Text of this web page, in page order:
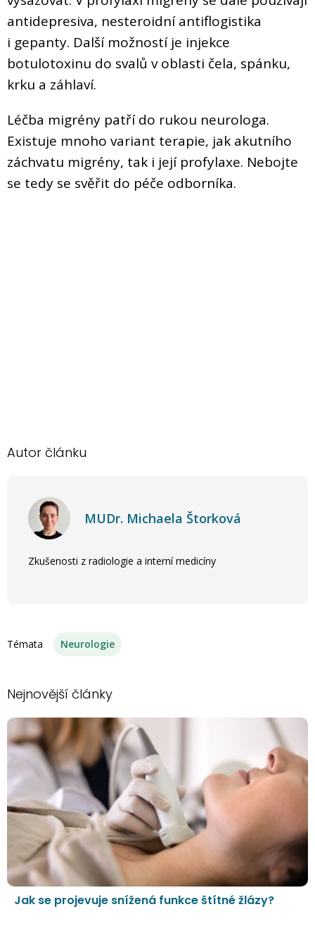
antidepresiva, nesteroidní antiflogistika
i gepanty. Další možností je injekce
botulotoxinu do svalů v oblasti čela, spánku,
krku a záhlaví.
Léčba migrény patří do rukou neurologa.
Existuje mnoho variant terapie, jak akutního
záchvatu migrény, tak i její profylaxe. Nebojte
se tedy se svěřit do péče odborníka.
Autor článku
MUDr. Michaela Štorková
Zkušenosti z radiologie a interní medicíny
Témata Neurologie
Nejnovější články
Jak se projevuje snížená funkce štítné žlázy?